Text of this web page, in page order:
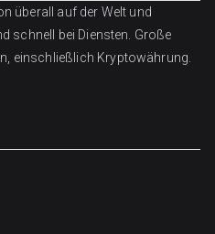
überall auf der Welt und
schnell bei Diensten. Große
einschließlich Kryptowährung.